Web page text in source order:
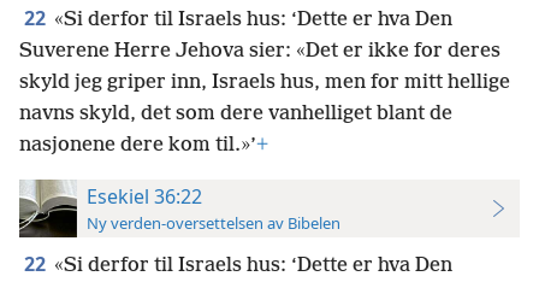
22 «Si derfor til Israels hus: ‘Dette er hva Den
Suverene Herre Jehova sier: «Det er ikke for deres
skyld jeg griper inn, Israels hus, men for mitt hellige
navns skyld, det som dere vanhelliget blant de
nasjonene dere kom til.»’+
Esekiel 36:22
Ny verden-oversettelsen av Bibelen
22 «Si derfor til Israels hus: ‘Dette er hva Den